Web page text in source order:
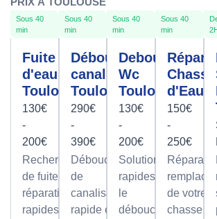
Sous 40
min
Fuite
d'eau
Toulouse
130€
-
200€
Recherche
de fuite et
réparation
rapides
Sous 40
min
Débouchage
canalisation
Toulouse
290€
-
390€
Débouchage
de
canalisation
rapide et
Sous 40
min
Debouchage
Wc
Toulouse
130€
-
200€
Solutions
rapides pour
le
débouchage
Sous 40
min
Chasse
d'Eau
150€
-
250€
de votre
chasse